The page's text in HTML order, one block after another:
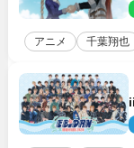
アニメ 千葉翔也